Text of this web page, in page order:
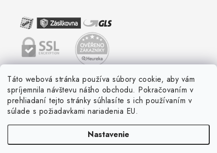
Táto webová stránka používa súbory cookie, aby vám
spríjemnila návštevu nášho obchodu. Pokračovaním v
prehliadaní tejto stránky súhlasíte s ich používaním v
súlade s požiadavkami nariadenia EU.
Nastavenie